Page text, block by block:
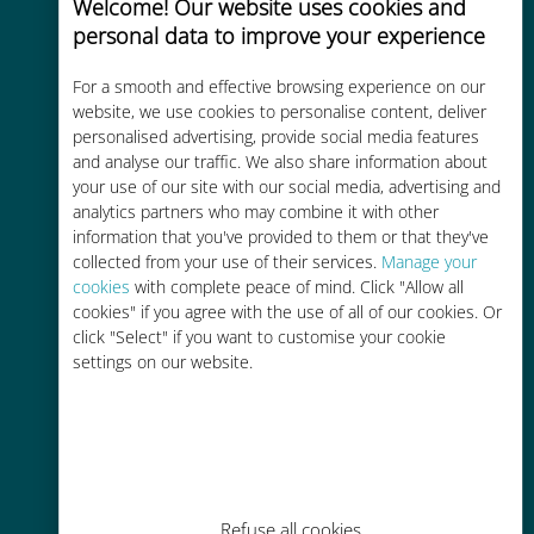
Welcome! Our website uses cookies and
personal data to improve your experience
For a smooth and effective browsing experience on our
website, we use cookies to personalise content, deliver
personalised advertising, provide social media features
and analyse our traffic. We also share information about
your use of our site with our social media, advertising and
analytics partners who may combine it with other
information that you've provided to them or that they've
collected from your use of their services. Manage your
cookies with complete peace of mind. Click "Allow all
cookies" if you agree with the use of all of our cookies. Or
click "Select" if you want to customise your cookie
settings on our website.
Refuse all cookies
Uygun maliyetli
Mevcut operatörünüzle dolaşım
ücretlerinden %90'a kadar daha
ucuz
Kolay doldurma
Ubigi uygulaması aracılığıyla her